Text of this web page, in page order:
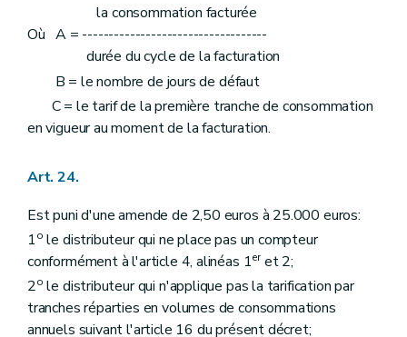
la consommation facturée
Où A = -----------------------------------
durée du cycle de la facturation
B = le nombre de jours de défaut
C = le tarif de la première tranche de consommation
en vigueur au moment de la facturation.
Art. 24.
Est puni d'une amende de 2,50 euros à 25.000 euros:
1o le distributeur qui ne place pas un compteur
conformément à l'article 4, alinéas 1eret 2;
2o le distributeur qui n'applique pas la tarification par
tranches réparties en volumes de consommations
annuels suivant l'article 16 du présent décret;